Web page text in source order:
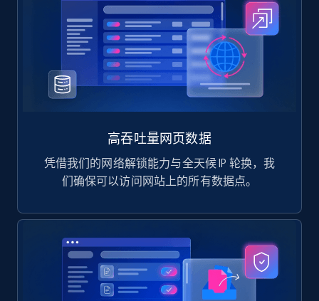
高吞吐量网页数据
凭借我们的网络解锁能力与全天候 IP 轮换，我
们确保可以访问网站上的所有数据点。